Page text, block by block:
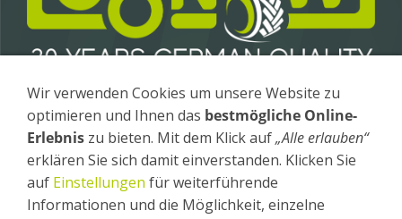
Conow Anhängerbau GmbH & Co. KG
Gewerbegebiet 4 / OT Fürstenhagen
17258 Feldberger Seenlandschaft
Tel.: +49 (0) 39831 - 26 20
Fax : +49 (0) 39831 - 26 240
Wir verwenden Cookies um unsere Website zu
optimieren und Ihnen das bestmögliche Online-
Erlebnis zu bieten. Mit dem Klick auf„Alle erlauben“
erklären Sie sich damit einverstanden. Klicken Sie
auf Einstellungen für weiterführende
Informationen und die Möglichkeit, einzelne